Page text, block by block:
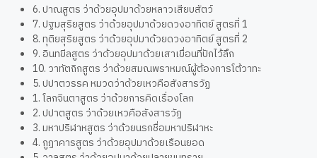
6. ปาณสูตร ว่าด้วยอุปมาด้วยหลาวเสียบสัตว์
7. ปฐมสุริยสูตร ว่าด้วยอุปมาด้วยดวงอาทิตย์ สูตรที่ 1
8. ทุติยสุริยสูตร ว่าด้วยอุปมาด้วยดวงอาทิตย์ สูตรที่ 2
9. อินทขีลสูตร ว่าด้วยอุปมาด้วยเสาเขื่อนที่ปักไว้ลึก
10. วาทัตถิกสูตร ว่าด้วยสมณพราหมณ์ผู้ต้องการโต้วาทะ
5. ปปาตวรรค หมวดว่าด้วยเหวคือสังสารวัฏ
1. โลกจินตาสูตร ว่าด้วยการคิดเรื่องโลก
2. ปปาตสูตร ว่าด้วยเหวคือสังสารวัฏ
3. มหาปริฬาหสูตร ว่าด้วยนรกชื่อมหาปริฬาหะ
4. กูฏาคารสูตร ว่าด้วยอุปมาด้วยเรือนยอด